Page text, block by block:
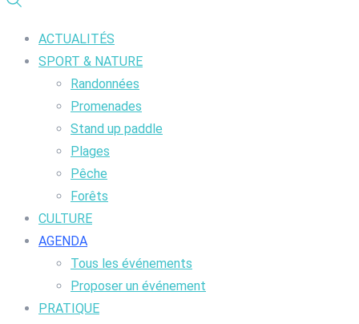
ACTUALITÉS
SPORT & NATURE
Randonnées
Promenades
Stand up paddle
Plages
Pêche
Forêts
CULTURE
AGENDA
Tous les événements
Proposer un événement
PRATIQUE